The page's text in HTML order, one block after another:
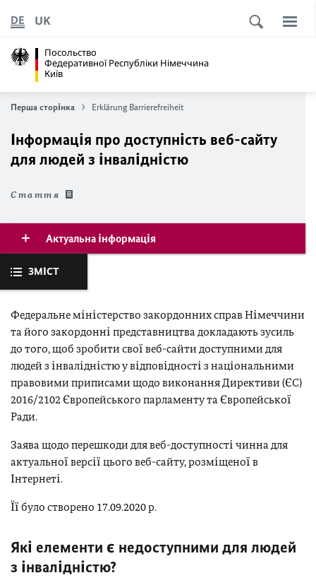
Посольство
Федеративної Республіки Німеччина
Київ
DE UK
Перша сторінка Erklärung Barrierefreiheit
Інформація про доступність веб-сайту
для людей з інвалідністю
Cтаття
Актуальна інформація
ЗМІСТ
Федеральне міністерство закордонних справ Німеччини
та його закордонні представництва докладають зусиль
до того, щоб зробити свої веб-сайти доступними для
людей з інвалідністю у відповідності з національними
правовими приписами щодо виконання Директиви (ЄС)
2016/2102 Європейського парламенту та Європейської
Ради.
Заява щодо перешкоди для веб-доступності чинна для
актуальної версії цього веб-сайту, розміщеної в
Інтернеті.
Її було створено 17.09.2020 р.
Які елементи є недоступними для людей
з інвалідністю?